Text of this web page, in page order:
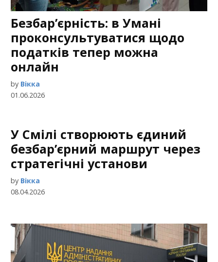
Безбар’єрність: в Умані
проконсультуватися щодо
податків тепер можна
онлайн
by Вікка
01.06.2026
У Смілі створюють єдиний
безбар’єрний маршрут через
стратегічні установи
by Вікка
08.04.2026